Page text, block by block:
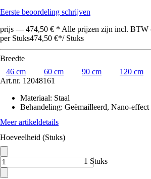
Eerste beoordeling schrijven
prijs — 474,50 € * Alle prijzen zijn incl. BTW
per Stuks474,50 €*/ Stuks
Breedte
46 cm
60 cm 90 cm
120 cm
Art.nr. 12048161
Materiaal: Staal
Behandeling: Geëmailleerd, Nano-
Meer artikeldetails
Hoeveelheid (Stuks)
1 Stuks